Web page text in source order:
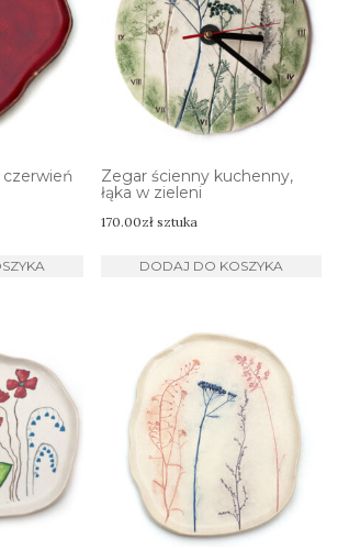
czerwień
Zegar ścienny kuchenny,
łąka w zieleni
170.00zł sztuka
DODAJ DO KOSZYKA